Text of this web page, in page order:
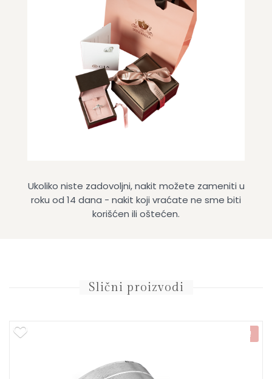
Ukoliko niste zadovoljni, nakit možete zameniti u
roku od 14 dana - nakit koji vraćate ne sme biti
korišćen ili oštećen.
Slični proizvodi
NOVO!